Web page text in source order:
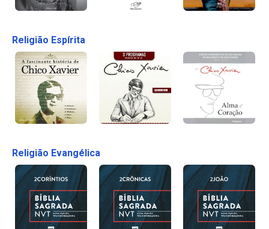
Religião Espírita
Religião Evangélica